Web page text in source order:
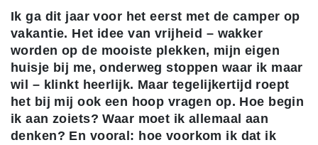
Ik ga dit jaar voor het eerst met de camper op
vakantie. Het idee van vrijheid – wakker
worden op de mooiste plekken, mijn eigen
huisje bij me, onderweg stoppen waar ik maar
wil – klinkt heerlijk. Maar tegelijkertijd roept
het bij mij ook een hoop vragen op. Hoe begin
ik aan zoiets? Waar moet ik allemaal aan
denken? En vooral: hoe voorkom ik dat ik